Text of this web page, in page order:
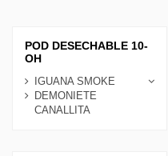
POD DESECHABLE 10-
OH
IGUANA SMOKE
DEMONIETE
CANALLITA